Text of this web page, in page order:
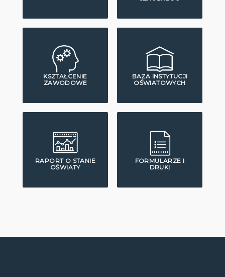
KSZTAŁCENIE
ZAWODOWE
BAZA INSTYTUCJI
OŚWIATOWYCH
RAPORT O STANIE
OŚWIATY
FORMULARZE I
DRUKI